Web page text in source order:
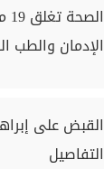
الإدمان والطب
القبض على
التفاصيل